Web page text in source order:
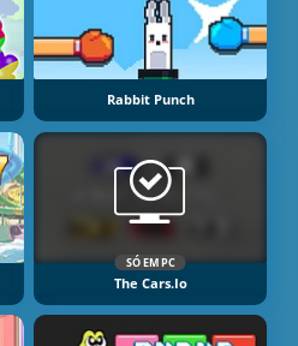
Rabbit Punch
SÓ EM PC
The Cars.io